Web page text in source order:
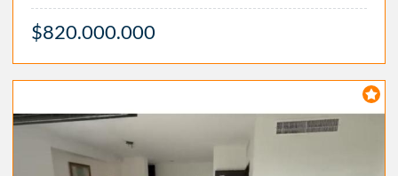
$820.000.000